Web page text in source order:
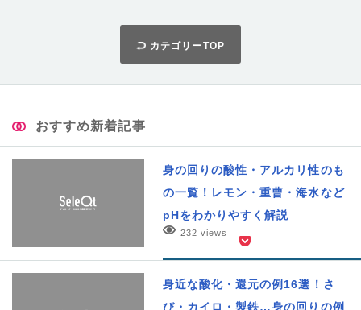
カテゴリーTOP
おすすめ新着記事
身の回りの酸性・アルカリ性のも
の一覧！レモン・重曹・海水など
pHをわかりやすく解説
232 views
身近な酸化・還元の例16選！さ
び・カイロ・製鉄…身の回りの例